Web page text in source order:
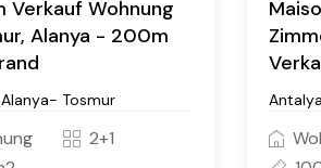
Verkauf Wohnung
Alanya - 200m
Tosmur
2+1